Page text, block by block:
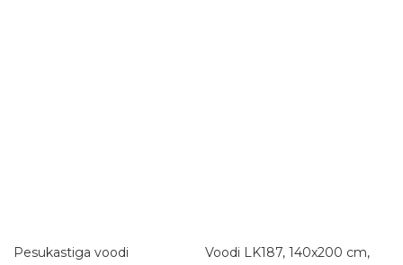
Pesukastiga voodi
Voodi LK187, 140x200 cm,